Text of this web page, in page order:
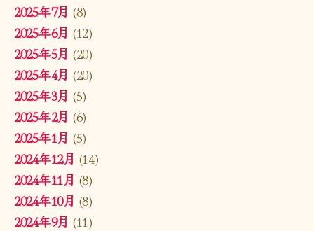
2025年7月 (8)
2025年6月 (12)
2025年5月 (20)
2025年4月 (20)
2025年3月 (5)
2025年2月 (6)
2025年1月 (5)
2024年12月 (14)
2024年11月 (8)
2024年10月 (8)
2024年9月 (11)